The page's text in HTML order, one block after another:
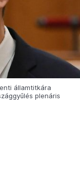
államtitkára
plenáris